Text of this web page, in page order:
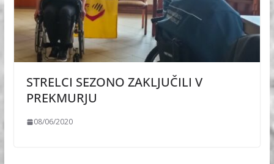
STRELCI SEZONO ZAKLJUČILI V
PREKMURJU
08/06/2020